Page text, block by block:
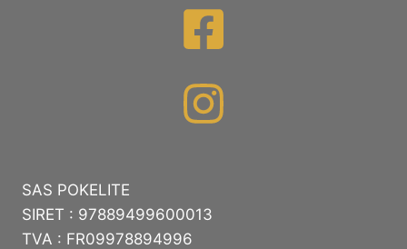
SAS POKELITE
SIRET : 97889499600013
TVA : FR09978894996